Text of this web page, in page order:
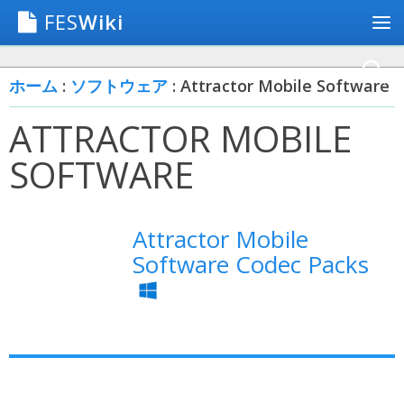
FESWiki
ホーム : ソフトウェア : Attractor Mobile Software
ATTRACTOR MOBILE
SOFTWARE
Attractor Mobile
Software Codec Packs